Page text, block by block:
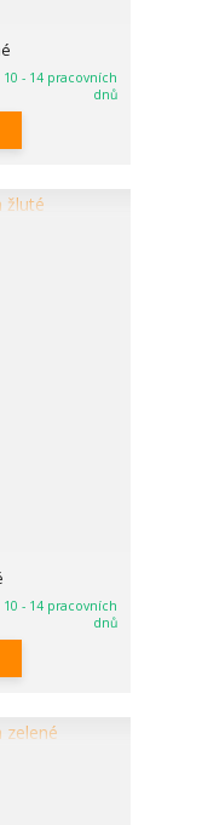
10 - 14 pracovních
dnů
10 - 14 pracovních
dnů